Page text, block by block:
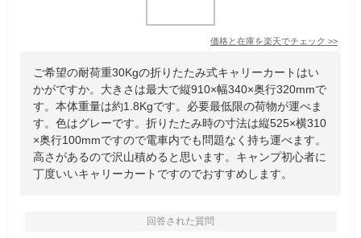
価格と在庫を楽天でチェック >>
ご希望の耐荷重30Kgの折りたたみ式キャリーカートはい
かがですか。大きさは最大で縦910×幅340×奥行320mmで
す。本体重量は約1.8Kgです。必要最低限の荷物が運べま
す。色はグレーです。折りたたみ時の寸法は縦525×横310
×奥行100mmですので電車内でも問題なく持ち運べます。
高さがあるので沢山積めると思います。キャンプ初心者に
丁度いいキャリーカートですのでおすすめします。
回答された質問